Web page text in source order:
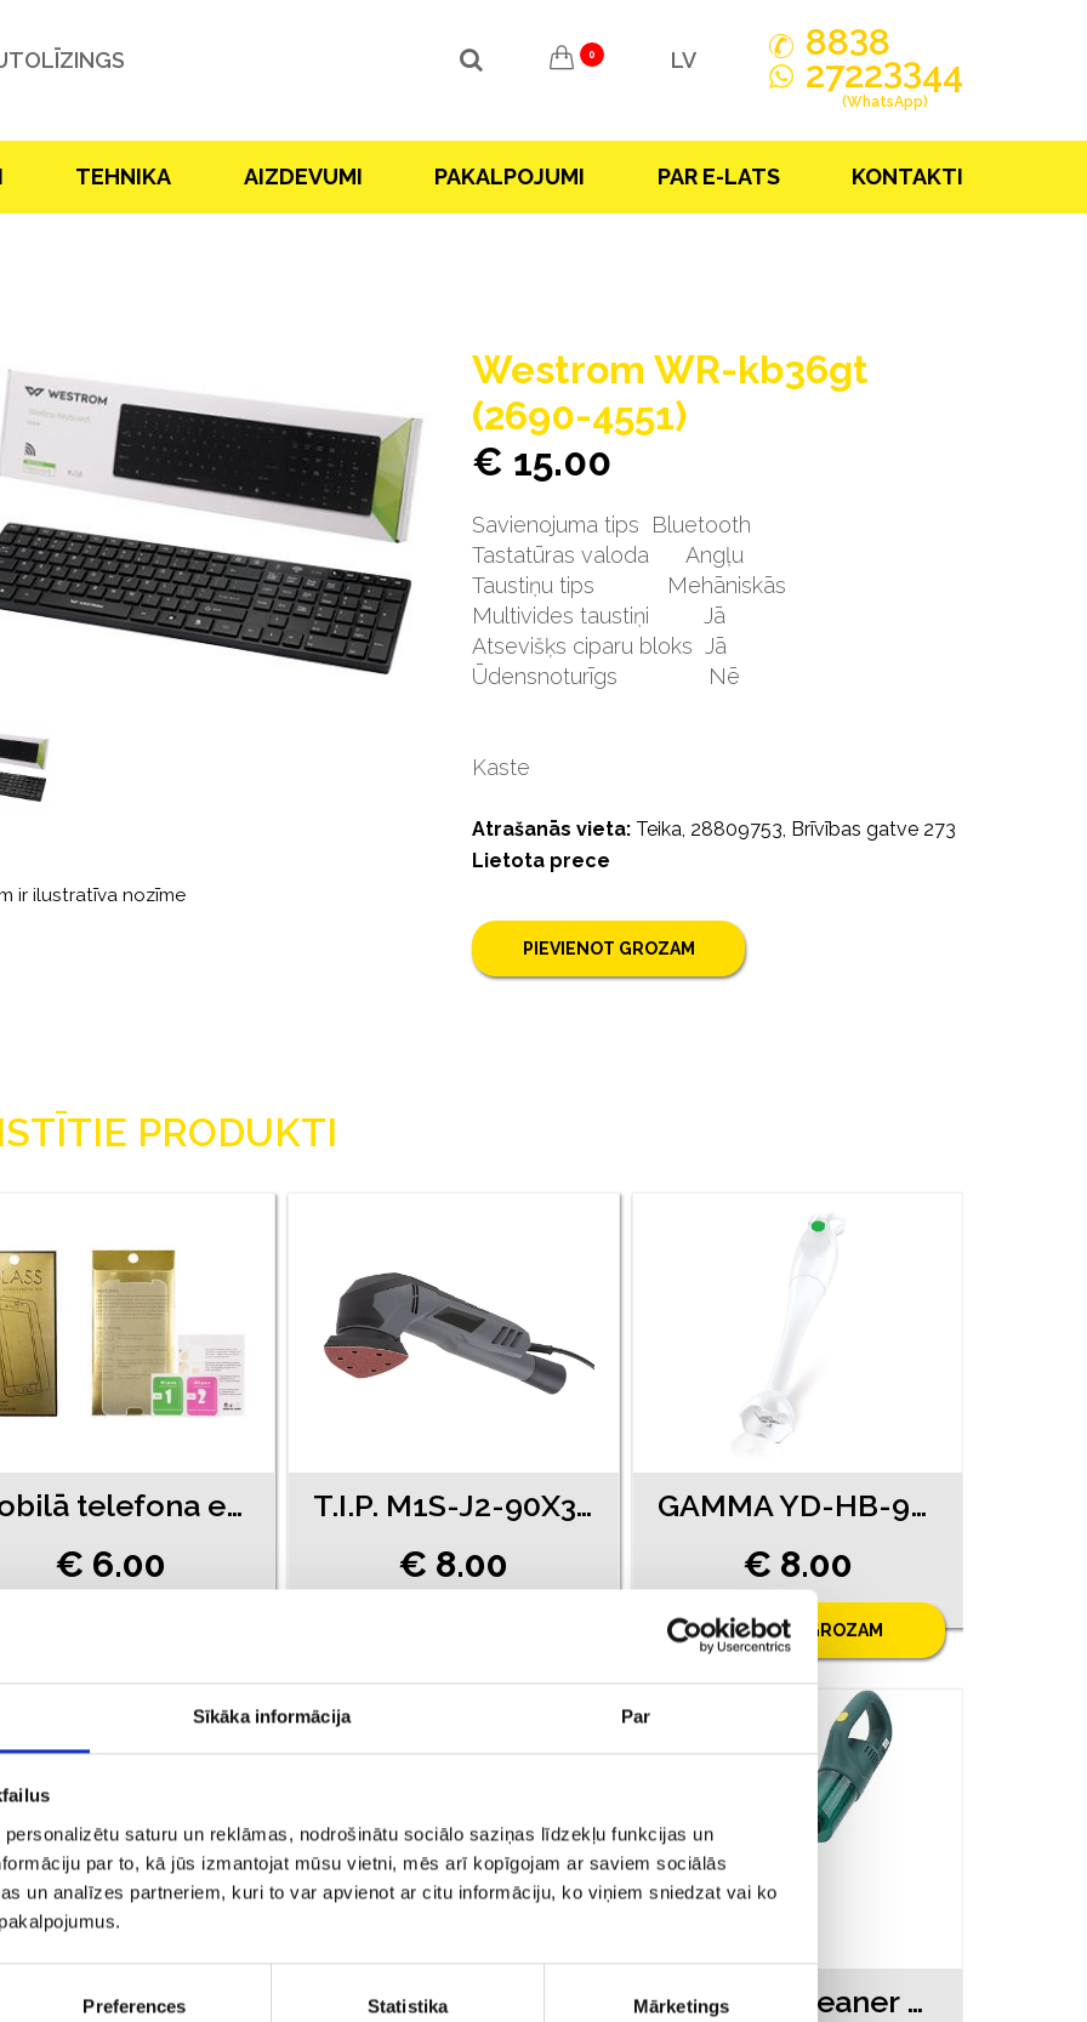
Sīkāka informācija Par
saturu un reklāmas, nodrošinātu sociālo saziņas līdzekļu funkcijas un
par to, kā jūs izmantojat mūsu vietni, mēs arī kopīgojam ar saviem sociālās
un analīzes partneriem, kuri to var apvienot ar citu informāciju, ko viņiem sniedzat vai ko
Preferences Statistika Mārketings
0 LV 8838
27223344
(WhatsApp)
TEHNIKA AIZDEVUMI PAKALPOJUMI PAR E-LATS KONTAKTI
ir ilustratīva nozīme
Westrom WR-kb36gt
(2690-4551)
€ 15.00
Savienojuma tips
Bluetooth
Tastatūras valoda
Angļu
Taustiņu tips
Mehāniskās
Multivides taustiņi
Jā
Atsevišķs ciparu bloks Jā
Ūdensnoturīgs
Nē
Kaste
Atrašanās vieta: Teika, 28809753, Brīvības gatve 273
Lietota prece
PIEVIENOT GROZAM
PRODUKTI
Mobilā telefona ekrāna aizsargstikls
€ 6.00
T.I.P. M1S-J2-90X3TH (550-4553)
€ 8.00
GAMMA YD-HB-904 (1340-4553)
€ 8.00
PIEVIENOT GROZAM
Vacuum Cleaner XC-109 (1140-4563)